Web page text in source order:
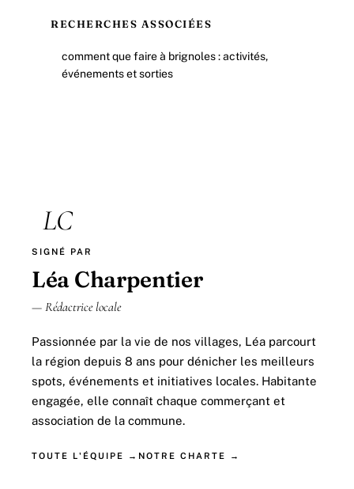
RECHERCHES ASSOCIÉES
comment que faire à brignoles : activités,
événements et sorties
LC
SIGNÉ PAR
Léa Charpentier
— Rédactrice locale
Passionnée par la vie de nos villages, Léa parcourt
la région depuis 8 ans pour dénicher les meilleurs
spots, événements et initiatives locales. Habitante
engagée, elle connaît chaque commerçant et
association de la commune.
TOUTE L'ÉQUIPE → NOTRE CHARTE →